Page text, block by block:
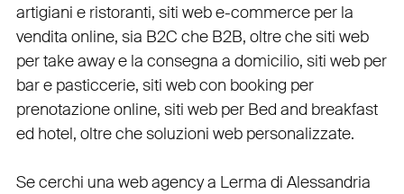
artigiani e ristoranti, siti web e-commerceper la
vendita online, sia B2C che B2B, oltre chesiti web
per take awaye la consegna a domicilio, siti web per
bare pasticcerie, siti web con booking per
prenotazione online, siti web per Bed and breakfast
ed hotel, oltre chesoluzioni web personalizzate.
Se cerchi una web agency a Lerma di Alessandria